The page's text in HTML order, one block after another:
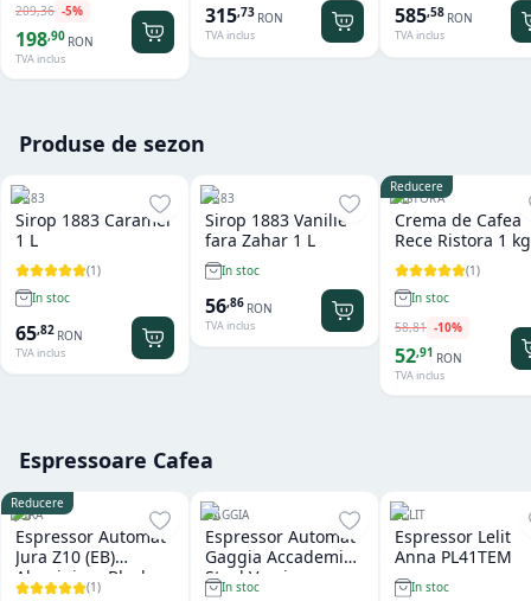
209,36 -5%
198,90 RON
TVA inclus
315,73 RON
TVA inclus
585,58 RON
TVA inclus
Produse de sezon
1883
Sirop 1883 Caramel
1 L
(1)
In stoc
65,82 RON
TVA inclus
1883
Sirop 1883 Vanilie
fara Zahar 1 L
In stoc
56,86 RON
TVA inclus
Reducere
RISTORA
Crema de Cafea
Rece Ristora 1 kg
(1)
In stoc
58,81 -10%
52,91 RON
TVA inclus
Espressoare Cafea
Reducere
JURA
Espressor Automat
Jura Z10 (EB)
Aluminium Black
(1)
GAGGIA
Espressor Automat
Gaggia Accademia
Steel Version
In stoc
LELIT
Espressor Lelit
Anna PL41TEM
In stoc